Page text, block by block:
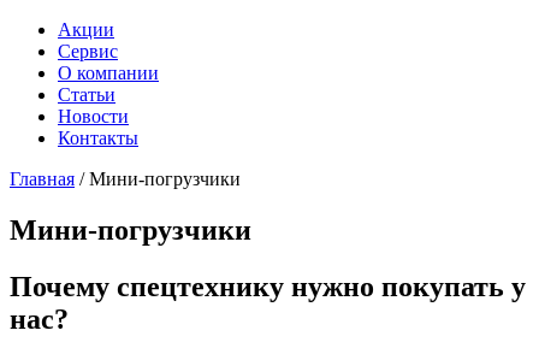
Акции
Сервис
О компании
Статьи
Новости
Контакты
Главная /Мини-погрузчики
Мини-погрузчики
Почему спецтехнику нужно покупать у
нас?